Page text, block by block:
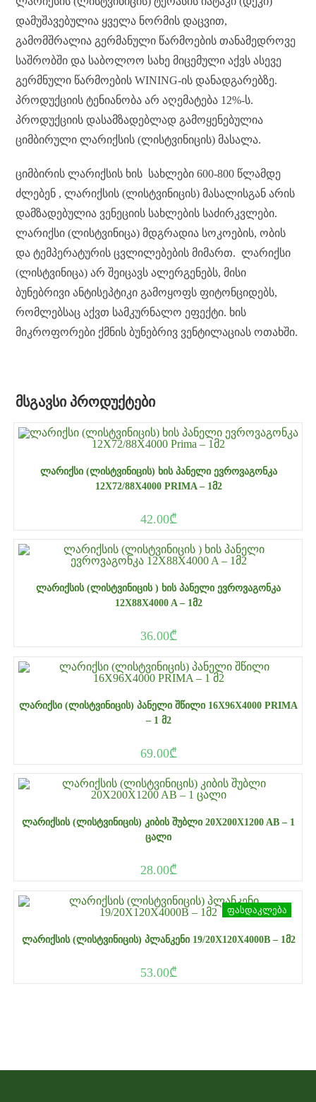
დამუშავებულია ყველა ნორმის დაცვით,
გამომშრალია გერმანული წარმოების თანამედროვე
საშრობში და საბოლოო სახე მიცემული აქვს ასევე
გერმნული წარმოების WINING-ის დანადგარებზე.
პროდუქციის ტენიანობა არ აღემატება 12%-ს.
პროდუქციის დასამზადებლად გამოყენებულია
ციმბირული ლარიქსის (ლისტვინიცის) მასალა.
ციმბირის ლარიქსის ხის სახლები 600-800 წლამდე
ძლებენ , ლარიქსის (ლისტვინიცის) მასალისგან არის
დამზადებულია ვენეციის სახლების საძირკვლები.
ლარიქსი (ლისტვინიცა) მდგრადია სოკოების, ობის
და ტემპერატურის ცვლილებების მიმართ. ლარიქსი
(ლისტვინიცა) არ შეიცავს ალერგენებს, მისი
ბუნებრივი ანტისეპტიკი გამოყოფს ფიტონციდებს,
რომლებსაც აქვთ სამკურნალო ეფექტი. ხის
მიკროფორები ქმნის ბუნებრივ ვენტილაციას ოთახში.
ᲛᲡᲒᲐᲕᲡᲘ ᲞᲠᲝᲓᲣᲥᲢᲔᲑᲘ
ᲚᲐᲠᲘᲥᲡᲘ (ᲚᲘᲡᲢᲕᲘᲜᲘᲪᲘᲡ) ᲮᲘᲡ ᲞᲐᲜᲔᲚᲘ ᲔᲕᲠᲝᲕᲐᲒᲝᲜᲙᲐ
12X72/88X4000 PRIMA – 1Მ2
42.00₾
ᲚᲐᲠᲘᲥᲡᲘᲡ (ᲚᲘᲡᲢᲕᲘᲜᲘᲪᲘᲡ ) ᲮᲘᲡ ᲞᲐᲜᲔᲚᲘ ᲔᲕᲠᲝᲕᲐᲒᲝᲜᲙᲐ
12X88X4000 A – 1Მ2
36.00₾
ᲚᲐᲠᲘᲥᲡᲘ (ᲚᲘᲡᲢᲕᲘᲜᲘᲪᲘᲡ) ᲞᲐᲜᲔᲚᲘ ᲨᲬᲘᲚᲘ 16X96X4000 PRIMA
– 1 Მ2
69.00₾
ᲚᲐᲠᲘᲥᲡᲘᲡ (ᲚᲘᲡᲢᲕᲘᲜᲘᲪᲘᲡ) ᲙᲘᲑᲘᲡ ᲨᲣᲑᲚᲘ 20X200X1200 AB – 1
ᲪᲐᲚᲘ
28.00₾
ფასდაკლება
ᲚᲐᲠᲘᲥᲡᲘᲡ (ᲚᲘᲡᲢᲕᲘᲜᲘᲪᲘᲡ) ᲞᲚᲐᲜᲙᲔᲜᲘ 19/20X120X4000B – 1Მ2
53.00₾